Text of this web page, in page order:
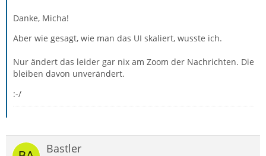
Danke, Micha!
Aber wie gesagt, wie man das UI skaliert, wusste ich.
Nur ändert das leider gar nix am Zoom der Nachrichten. Die
bleiben davon unverändert.
:-/
Bastler